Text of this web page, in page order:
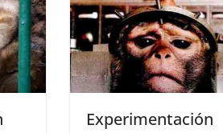
Experimentación